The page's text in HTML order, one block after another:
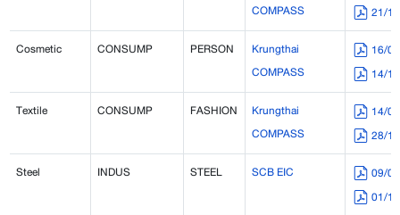
COMPASS
21/
Cosmetic
CONSUMP PERSON
Krungthai
COMPASS
16/
14/
Textile
CONSUMP FASHION
Krungthai
COMPASS
14/
28/
Steel
INDUS STEEL SCB EIC
09/
01/